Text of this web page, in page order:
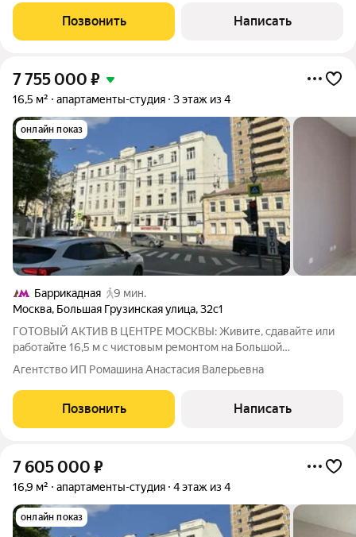
всё рядом. Этот лот
Позвонить Написать
7 755 000 ₽
16,5 м² апартаменты-студия 3 этаж из 4
онлайн показ
Баррикадная
9 мин.
Москва, Большая Грузинская улица,32с1
ГОТОВЫЙ АКТИВ В ЦЕНТРЕ МОСКВЫ: Живите, сдавайте или
работайте 16,5 м с чистовым ремонтом на Большой
Грузинской Представьте: ваша собственная «однушка» в двух
шагах от Садового кольца. Больше не нужно стоять в пробках
всё рядом. Этот лот
Агентство ИП Ромашина Анастасия Валерьевна
Позвонить Написать
7 605 000 ₽
16,9 м² апартаменты-студия 4 этаж из 4
онлайн показ